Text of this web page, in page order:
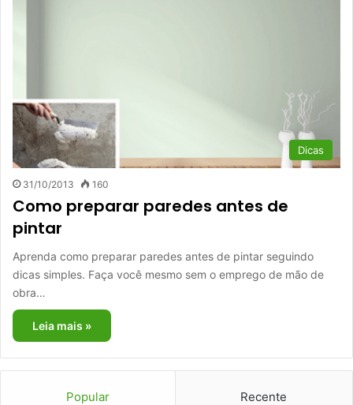
Dicas
31/10/2013 160
Como preparar paredes antes de
pintar
Aprenda como preparar paredes antes de pintar seguindo
dicas simples. Faça você mesmo sem o emprego de mão de
obra…
Leia mais »
Popular Recente